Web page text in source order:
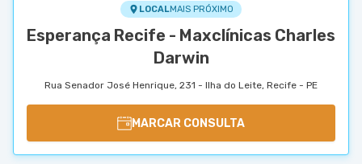
LOCALMAIS PRÓXIMO
Esperança Recife - Maxclínicas Charles
Darwin
Rua Senador José Henrique, 231 - Ilha do Leite, Recife - PE
MARCAR CONSULTA